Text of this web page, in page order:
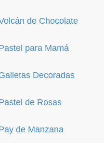
de Chocolate
para Mamá
Decoradas
de Rosas
de Manzana